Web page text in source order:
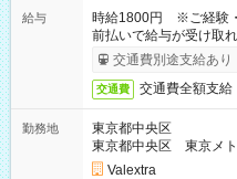
給与
時給1800円 ※ご経験・
前払いで給与が受け取
交通費別途支給あり
交通費 交通費全額支給
勤務地
東京都中央区
東京都中央区 東京メト
Valextra